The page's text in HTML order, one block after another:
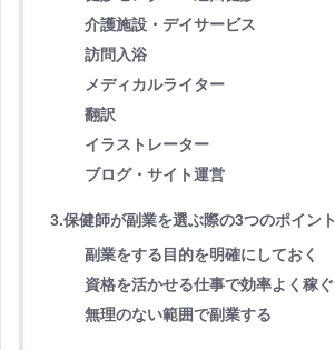
介護施設・デイサービス
訪問入浴
メディカルライター
翻訳
イラストレーター
ブログ・サイト運営
3.保健師が副業を選ぶ際の3つのポイント
副業をする目的を明確にしておく
資格を活かせる仕事で効率よく稼ぐ
無理のない範囲で副業する